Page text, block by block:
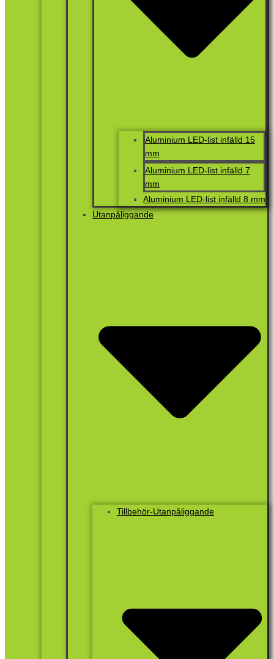
Aluminium LED-list infälld 15
mm
Aluminium LED-list infälld 7
mm
Aluminium LED-list infälld 8 mm
Utanpåliggande
Tillbehör-Utanpåliggande